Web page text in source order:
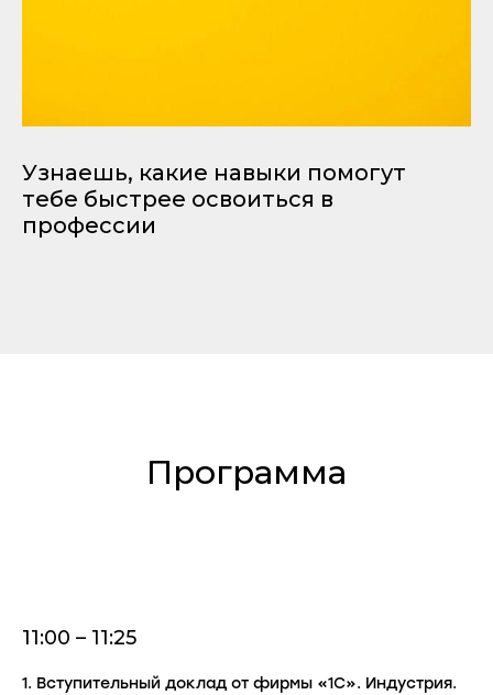
Узнаешь, какие навыки помогут
тебе быстрее освоиться в
профессии
Программа
11:00 – 11:25
1. Вступительный доклад от фирмы «1С». Индустрия.